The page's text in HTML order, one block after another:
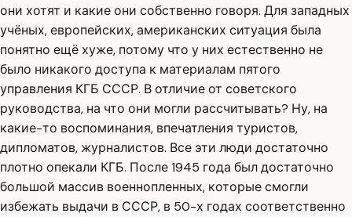
они хотят и какие они собственно говоря. Для западных
учёных, европейских, американских ситуация была
понятно ещё хуже, потому что у них естественно не
было никакого доступа к материалам пятого
управления КГБ СССР. В отличие от советского
руководства, на что они могли рассчитывать? Ну, на
какие-то воспоминания, впечатления туристов,
дипломатов, журналистов. Все эти люди достаточно
плотно опекали КГБ. После 1945 года был достаточно
большой массив военнопленных, которые смогли
избежать выдачи в СССР, в 50-х годах соответственно